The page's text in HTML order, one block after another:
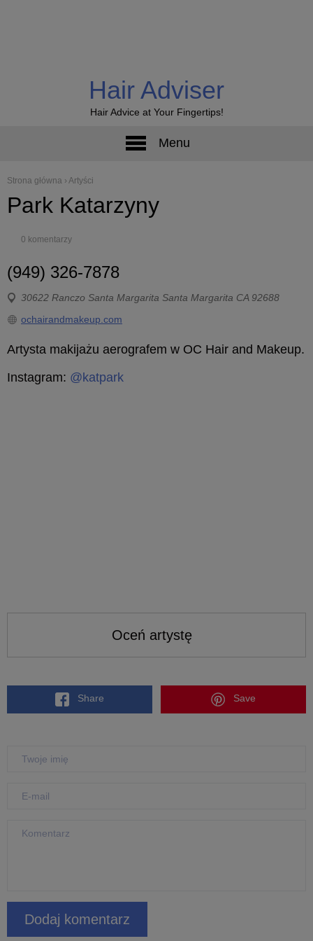
Hair Adviser
Hair Advice at Your Fingertips!
Menu
Strona główna › Artyści
Park Katarzyny
0 komentarzy
(949) 326-7878
30622 Ranczo Santa Margarita Santa Margarita CA 92688
ochairandmakeup.com
Artysta makijażu aerografem w OC Hair and Makeup.
Instagram: @katpark
Oceń artystę
Share Save